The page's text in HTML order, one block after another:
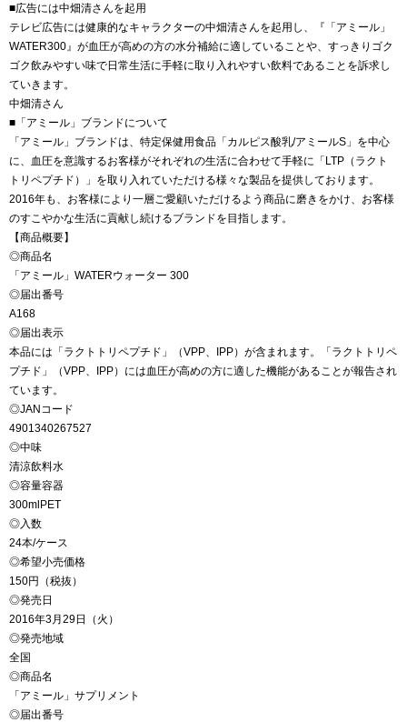
■広告には中畑清さんを起用
テレビ広告には健康的なキャラクターの中畑清さんを起用し、『「アミール」
WATER300』が血圧が高めの方の水分補給に適していることや、すっきりゴク
ゴク飲みやすい味で日常生活に手軽に取り入れやすい飲料であることを訴求し
ていきます。
中畑清さん
■「アミール」ブランドについて
「アミール」ブランドは、特定保健用食品「カルピス酸乳/アミールS」を中心
に、血圧を意識するお客様がそれぞれの生活に合わせて手軽に「LTP（ラクト
トリペプチド）」を取り入れていただける様々な製品を提供しております。
2016年も、お客様により一層ご愛顧いただけるよう商品に磨きをかけ、お客様
のすこやかな生活に貢献し続けるブランドを目指します。
【商品概要】
◎商品名
「アミール」WATERウォーター 300
◎届出番号
A168
◎届出表示
本品には「ラクトトリペプチド」（VPP、IPP）が含まれます。「ラクトトリペ
プチド」（VPP、IPP）には血圧が高めの方に適した機能があることが報告され
ています。
◎JANコード
4901340267527
◎中味
清涼飲料水
◎容量容器
300mlPET
◎入数
24本/ケース
◎希望小売価格
150円（税抜）
◎発売日
2016年3月29日（火）
◎発売地域
全国
◎商品名
「アミール」サプリメント
◎届出番号